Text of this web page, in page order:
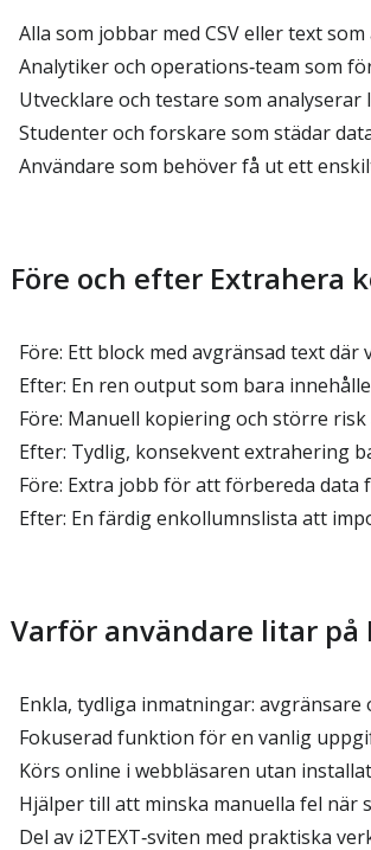
Alla som jobbar med CSV eller text
Analytiker och operations‑team som
Utvecklare och testare som
Studenter och forskare som städar
Användare som behöver få ut ett
Före och efter Extrahera
Före: Ett block med avgränsad text
Efter: En ren output som bara
Före: Manuell kopiering och större
Efter: Tydlig, konsekvent extrahering
Före: Extra jobb för att förbereda
Efter: En färdig enkollumnslista att
Varför användare litar
Enkla, tydliga inmatningar:
Fokuserad funktion för en vanlig
Körs online i webbläsaren utan
Hjälper till att minska manuella fel när
Del av i2TEXT‑sviten med praktiska